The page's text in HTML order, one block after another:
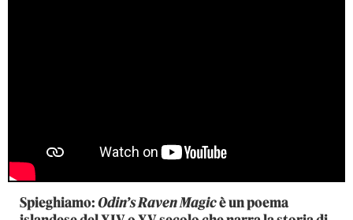
Spieghiamo:Odin’s Raven Magicè un poema